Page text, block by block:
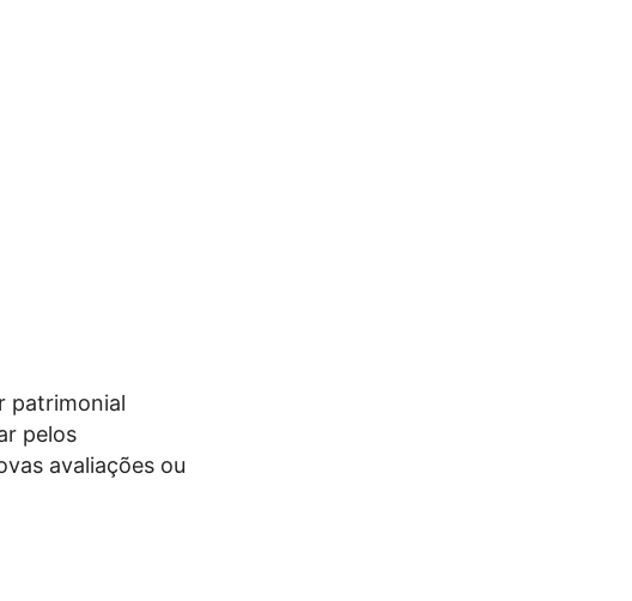
patrimonial
pelos
avaliações ou